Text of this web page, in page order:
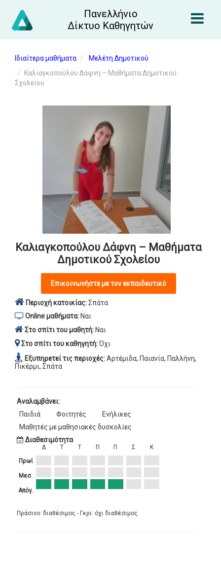
Πανελλήνιο
Δίκτυο Καθηγητών
Ιδιαίτερα μαθήματα
Μελέτη Δημοτικού
Καλιαγκοπούλου Δάφνη – Μαθήματα Δημοτικού
Σχολείου
Καλιαγκοπούλου Δάφνη – Μαθήματα
Δημοτικού Σχολείου
Επικοινωνήστε με τον εκπαιδευτικό
Περιοχή κατοικίας:Σπάτα
Online μαθήματα: Ναι
Στο σπίτι του μαθητή: Ναι
Στο σπίτι του καθηγητή:Όχι
Εξυπηρετεί τις περιοχές:Αρτέμιδα, Παιανία, Παλλήνη,
Πικέρμι, Σπάτα
Αναλαμβάνει:
Παιδιά
Φοιτητές
Ενήλικες
Μαθητές με μαθησιακές δυσκολίες
Διαθεσιμότητα
Πρωί
Μεσ.
Απόγ.
Δ Τ Τ Π Π Σ Κ
Πράσινο: διαθέσιμος - Γκρι: όχι διαθέσιμος